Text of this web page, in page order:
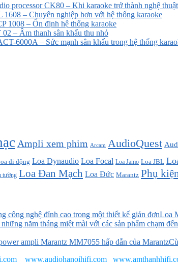
processor CK80 – Khi karaoke trở thành nghệ thuật
– Chuyên nghiệp hơn với hệ thống karaoke
1008 – Ổn định hệ thống karaoke
– Âm thanh sân khấu thu nhỏ
6000A – Sức mạnh sân khấu trong hệ thống
Ampli xem phim Arcam AudioQuest
di động Loa Dynaudio Loa Focal Loa Jamo Loa JBL
tường Loa Đan Mạch Loa Đức Marantz Phụ kiện
Loa
www.audiohanoihifi.com